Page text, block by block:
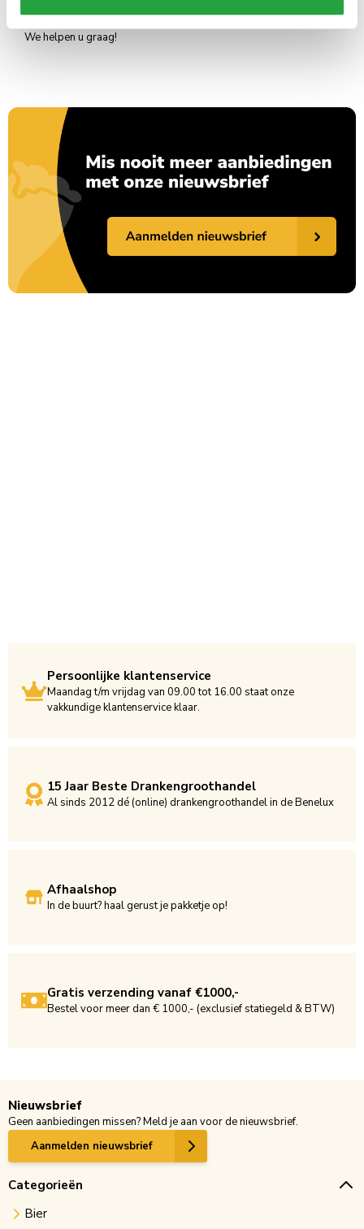
We helpen u graag!
Persoonlijke klantenservice
Maandag t/m vrijdag van 09.00 tot 16.00 staat onze
vakkundige klantenservice klaar.
15 Jaar Beste Drankengroothandel
Al sinds 2012 dé (online) drankengroothandel in de Benelux
Afhaalshop
In de buurt? haal gerust je pakketje op!
Gratis verzending vanaf €1000,-
Bestel voor meer dan € 1000,- (exclusief statiegeld & BTW)
Nieuwsbrief
Geen aanbiedingen missen? Meld je aan voor de nieuwsbrief.
Aanmelden nieuwsbrief
Categorieën
Bier